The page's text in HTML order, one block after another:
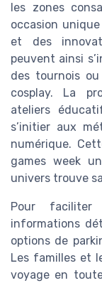
les zones
occasion
et des
peuvent ainsi
des tournois
cosplay. La
ateliers
s’initier aux
numérique.
games week
univers trouve
Pour faciliter
informations
options de
Les familles et
voyage en